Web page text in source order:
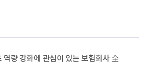
역량 강화에 관심이 있는 보험회사 全